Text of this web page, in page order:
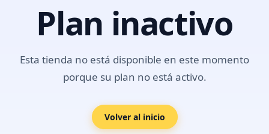
Plan inactivo
Esta tienda no está disponible en este momento
porque su plan no está activo.
Volver al inicio